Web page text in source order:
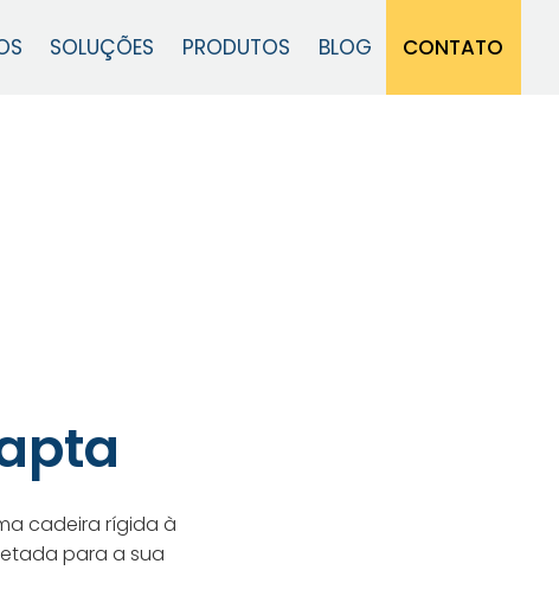
SOLUÇÕES PRODUTOS BLOG CONTATO
cadeira rígida à
para a sua